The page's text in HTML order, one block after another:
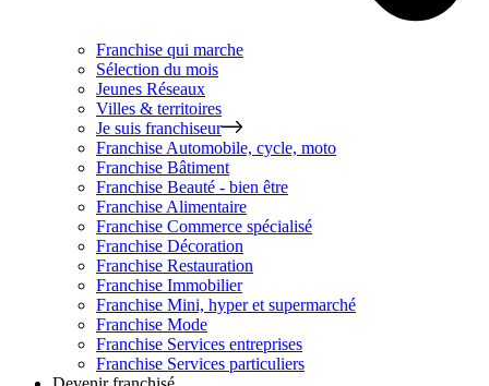
Franchise qui marche
Sélection du mois
Jeunes Réseaux
Villes & territoires
Je suis franchiseur
Franchise Automobile, cycle, moto
Franchise Bâtiment
Franchise Beauté - bien être
Franchise Alimentaire
Franchise Commerce spécialisé
Franchise Décoration
Franchise Restauration
Franchise Immobilier
Franchise Mini, hyper et supermarché
Franchise Mode
Franchise Services entreprises
Franchise Services particuliers